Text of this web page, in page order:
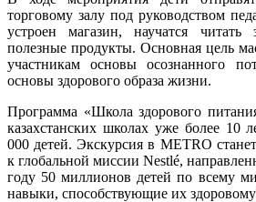
торговому залу под руководством
устроен магазин, научатся
полезные продукты. Основная цель
участникам основы осознанного
основы здорового образа жизни.
Программа «Школа здорового
казахстанских школах уже более 10
000 детей. Экскурсия в METRO
к глобальной миссии Nestlé,
году 50 миллионов детей по всему
навыки, способствующие их